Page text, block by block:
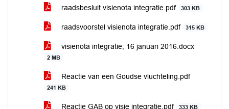
raadsbesluit visienota integratie.pdf
303 KB
raadsvoorstel visienota integratie.pdf 315 KB
visienota integratie; 16 januari 2016.docx
2 MB
Reactie van een Goudse vluchteling.pdf
241 KB
Reactie GAB op visie integratie.pdf 333 KB